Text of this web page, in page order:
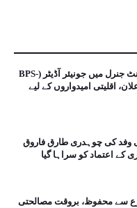
آفس آف دی ملٹری اکاؤنٹنٹ جنرل میں جونیئر آڈیٹر (BPS-
کا اعلان، اقلیتی امیدواروں کے لیے
وفد کی چوہدری طارق فاروق
کے اعتماد کو سراہا گیا
سے محفوظ، بروقت مصالحتی